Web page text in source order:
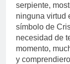
serpiente,
ninguna virtud
símbolo de
necesidad de
momento,
y